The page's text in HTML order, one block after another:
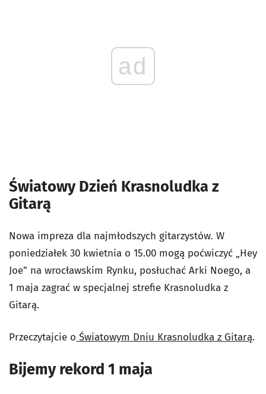
ad
Światowy Dzień Krasnoludka z
Gitarą
Nowa impreza dla najmłodszych gitarzystów. W
poniedziałek 30 kwietnia o 15.00 mogą poćwiczyć „Hey
Joe” na wrocławskim Rynku, posłuchać Arki Noego, a
1 maja zagrać w specjalnej strefie Krasnoludka z
Gitarą.
Przeczytajcie o Światowym Dniu Krasnoludka z Gitarą.
Bijemy rekord 1 maja